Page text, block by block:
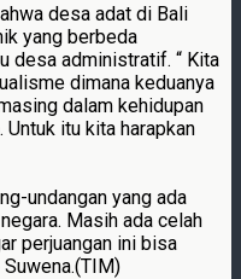
desa adat di Bali
yang berbeda
desa administratif. “ Kita
dimana keduanya
dalam kehidupan
Untuk itu kita harapkan
undangan yang ada
Masih ada celah
perjuangan ini bisa
Suwena.(TIM)